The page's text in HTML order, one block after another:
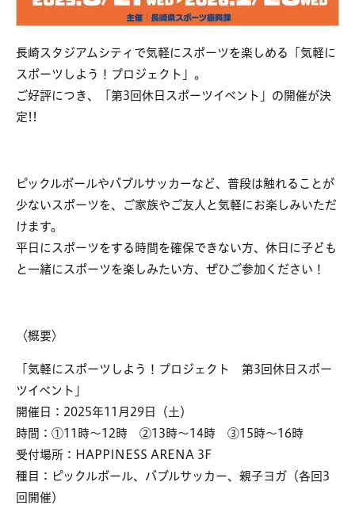
長崎スタジアムシティで気軽にスポーツを楽しめる「気軽に
スポーツしよう！プロジェクト」。
ご好評につき、「第3回休日スポーツイベント」の開催が決
定!!
ピックルボールやバブルサッカーなど、普段は触れることが
少ないスポーツを、ご家族やご友人と気軽にお楽しみいただ
けます。
平日にスポーツをする時間を確保できない方、休日に子ども
と一緒にスポーツを楽しみたい方、ぜひご参加ください！
〈概要〉
「気軽にスポーツしよう！プロジェクト 第3回休日スポー
ツイベント」
開催日：2025年11月29日（土）
時間：①11時～12時 ②13時～14時 ③15時～16時
受付場所：HAPPINESS ARENA 3F
種目：ピックルボール、バブルサッカー、親子ヨガ（各回3
回開催）